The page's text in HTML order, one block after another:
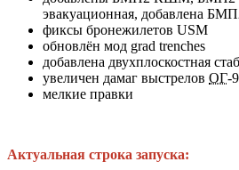
эвакуационная, добавлена
фиксы бронежилетов USM
обновлён мод grad trenches
добавлена двухплоскостная
увеличен дамаг выстрелов ОГ-
мелкие правки
Актуальная строка запуска: